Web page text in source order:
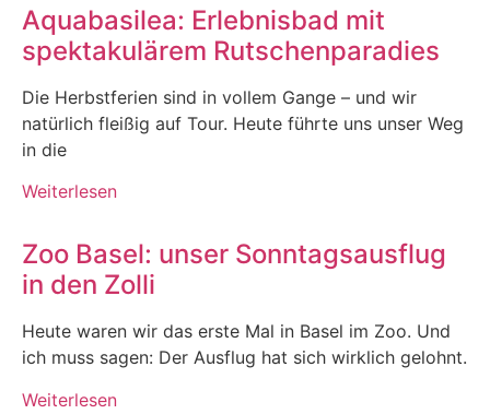
Aquabasilea: Erlebnisbad mit
spektakulärem Rutschenparadies
Die Herbstferien sind in vollem Gange – und wir
natürlich fleißig auf Tour. Heute führte uns unser Weg
in die
Weiterlesen
Zoo Basel: unser Sonntagsausflug
in den Zolli
Heute waren wir das erste Mal in Basel im Zoo. Und
ich muss sagen: Der Ausflug hat sich wirklich gelohnt.
Weiterlesen